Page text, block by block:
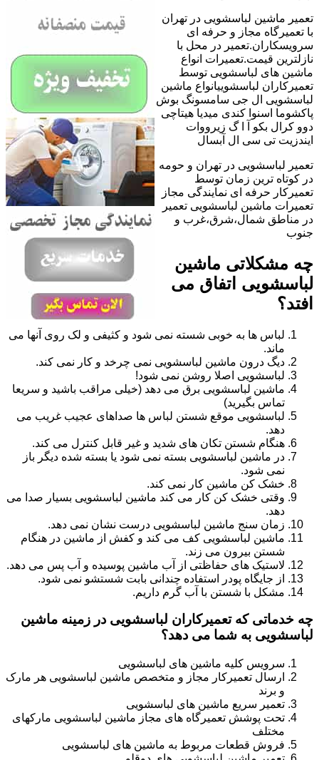
تعمیر ماشین لباسشویی در تهران
با تعمیرگاه مجاز و حرفه ای
سرویسکاران.تعمیر در محل با
نازلترین قیمت.تعمیرات انواع
ماشین های لباسشویی توسط
تعمیرکاران لباسشوییانواع ماشین
لباسشویی ال جی سامسونگ بوش
پاکشوما اسنوا کندی میدیا هیتاچی
دوو کرال بکو آ ا گ زیرووات
ایندزیت تی سی ال آبسال
تعمیر لباسشویی در تهران و حومه
در کوتاه ترین زمان توسط
تعمیرکار حرفه ای نمایندگی مجاز
تعمیرات ماشین لباسشویی تعمیر
در مناطق شمال،شرق،غرب و
جنوب
چه مشکلاتی ماشین
لباسشویی اتفاق می
افتد؟
لباس ها به خوبی شسته نمی شود و کثیفی و لک روی آنها می
ماند.
دیگ درون ماشین لباسشویی نمی چرخد و کار نمی کند.
لباسشویی اصلا روشن نمی شود!
ماشین لباسشویی برق می دهد (خیلی مراقب باشید و سریعا
تماس بگیرید)
لباسشویی موقع شستن لباس ها صداهای عجیب غریب می
دهد.
هنگام شستن تکان های شدید و غیر قابل کنترل می کند.
در ماشین لباسشویی بسته نمی شود یا بسته شده دیگر باز
نمی شود.
خشک کن ماشین کار نمی کند.
وقتی خشک کن کار می کند ماشین لباسشویی بسیار صدا می
دهد.
زمان سنج ماشین لباسشویی درست نشان نمی دهد.
ماشین لباسشویی کف می کند و کفش از ماشین در هنگام
شستن بیرون می زند.
لاستیک های حفاظتی از آب ماشین پوسیده و آب پس می دهد.
از جایگاه پودر استفاده چندانی بابت شستشو نمی شود.
مشکل با شستن با آب گرم داریم.
چه خدماتی که تعمیرکاران لباسشویی در زمینه ماشین
لباسشویی به شما می دهد؟
سرویس کلیه ماشین های لباسشویی
ارسال تعمیرکار مجاز و متخصص ماشین لباسشویی هر مارک
و برند
تعمیر سریع ماشین های لباسشویی
تحت پوشش تعمیرگاه های مجاز ماشین لباسشویی مارکهای
مختلف
فروش قطعات مربوط به ماشین های لباسشویی